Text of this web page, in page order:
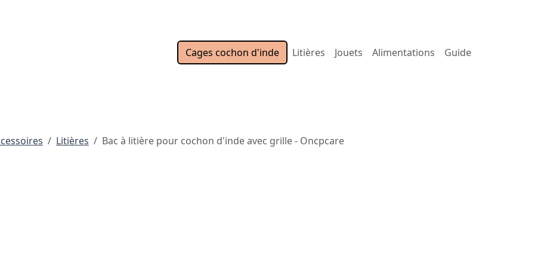
Cages cochon d'inde Litières Jouets Alimentations Guide
Litières Bac à litière pour cochon d'inde avec grille - Oncpcare